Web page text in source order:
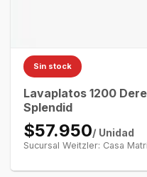
Sin stock
Lavaplatos 1200
Splendid
$57.950/ Unidad
Sucursal Weitzler: Casa